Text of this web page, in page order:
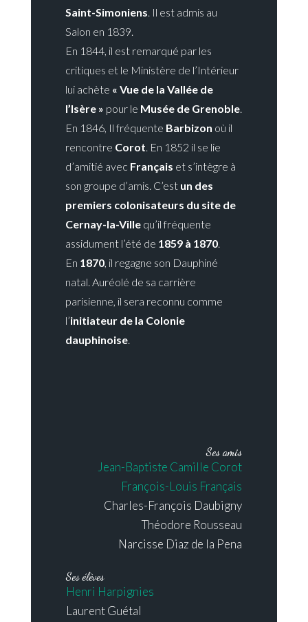
Saint-Simoniens. Il est admis au
Salon en 1839.
En 1844, il est remarqué par les
critiques et le Ministère de l’Intérieur
lui achète « Vue de la Vallée de
l’Isère » pour le Musée de Grenoble.
En 1846, Il fréquente Barbizon où il
rencontre Corot. En 1852 il se lie
d’amitié avec Français et s’intègre à
son groupe d’amis. C’est un des
premiers colonisateurs du site de
Cernay-la-Villequ’il fréquente
assidument l’été de 1859 à 1870.
En 1870, il regagne son Dauphiné
natal. Auréolé de sa carrière
parisienne, il sera reconnu comme
l’initiateur de la Colonie
dauphinoise.
Ses amis
Jean-Baptiste Camille Corot
François-Louis Français
Charles-François Daubigny
Théodore Rousseau
Narcisse Diaz de la Pena
Ses élèves
Henri Harpignies
Laurent Guétal